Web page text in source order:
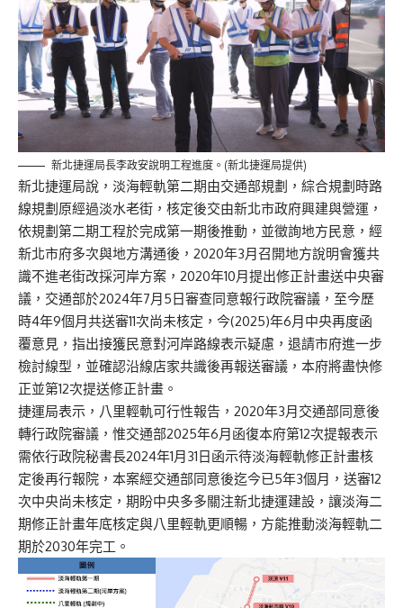
新北捷運局長李政安說明工程進度。(新北捷運局提供)
新北捷運局說，淡海輕軌第二期由交通部規劃，綜合規劃時路
線規劃原經過淡水老街，核定後交由新北市政府興建與營運，
依規劃第二期工程於完成第一期後推動，並徵詢地方民意，經
新北市府多次與地方溝通後，2020年3月召開地方說明會獲共
識不進老街改採河岸方案，2020年10月提出修正計畫送中央審
議，交通部於2024年7月5日審查同意報行政院審議，至今歷
時4年9個月共送審11次尚未核定，今(2025)年6月中央再度函
覆意見，指出接獲民意對河岸路線表示疑慮，退請市府進一步
檢討線型，並確認沿線店家共識後再報送審議，本府將盡快修
正並第12次提送修正計畫。
捷運局表示，八里輕軌可行性報告，2020年3月交通部同意後
轉行政院審議，惟交通部2025年6月函復本府第12次提報表示
需依行政院秘書長2024年1月31日函示待淡海輕軌修正計畫核
定後再行報院，本案經交通部同意後迄今已5年3個月，送審12
次中央尚未核定，期盼中央多多關注新北捷運建設，讓淡海二
期修正計畫年底核定與八里輕軌更順暢，方能推動淡海輕軌二
期於2030年完工。